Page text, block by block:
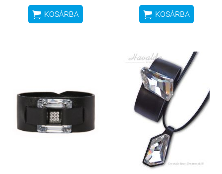
 KOSÁRBA  KOSÁRBA